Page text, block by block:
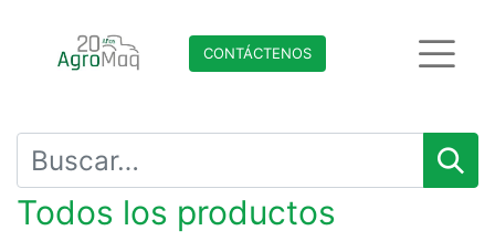
CONTÁCTENO​​​​S
Todos los productos